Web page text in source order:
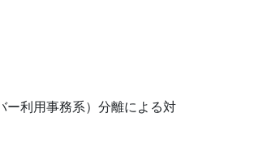
ー利用事務系）分離による対